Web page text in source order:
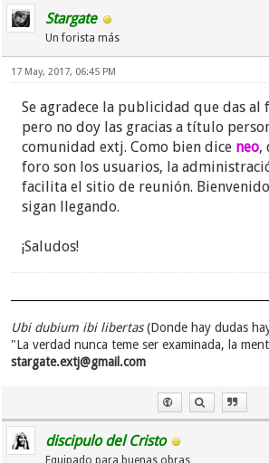
Stargate
Un forista más
17 May, 2017, 06:45 PM
Se agradece la publicidad que das al
pero no doy las gracias a título
comunidad extj. Como bien dice neo,
foro son los usuarios, la
facilita el sitio de reunión.
sigan llegando.
¡Saludos!
Ubi dubium ibi libertas(Donde hay dudas
"La verdad nunca teme ser examinada, la
stargate.extj@gmail.com
discipulo del Cristo